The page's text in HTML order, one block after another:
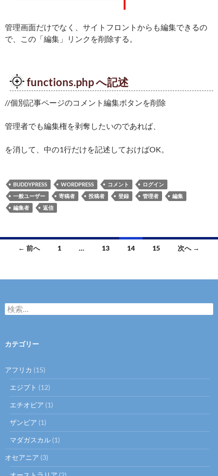
管理画面だけでなく、サイトフロントからも編集できるの
で、この「編集」リンクを削除する。
functions.php へ記述
//個別記事ページのコメント編集ボタンを削除
管理者でも編集権を剥奪したいのであれば、
を消して、中の1行だけを記述しておけばOK。
BUDDYPRESS WORDPRESS コメント
ログイン
一般ユーザー
寄稿者 投稿者 登録 管理者
編集
編集者
返信
ナ
ゲ
シ
ョ
ン
← 前へ 1 … 13 14 15 次へ →
検
索
カテゴリー
アフリカ (15)
エジプト (12)
エチオピア (1)
ザンビア (1)
マダガスカル (1)
オセアニア (3)